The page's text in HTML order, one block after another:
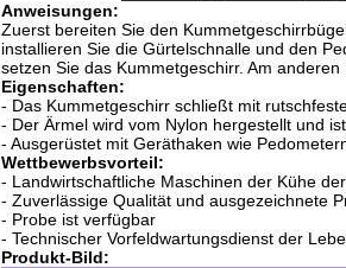
Anweisungen:
Zuerst bereiten Sie den
installieren Sie die Gürtelschnalle und den
setzen Sie das Kummetgeschirr. Am
Eigenschaften:
- Das Kummetgeschirr schließt mit
- Der Ärmel wird vom Nylon hergestellt und
- Ausgerüstet mit Geräthaken wie
Wettbewerbsvorteil:
- Landwirtschaftliche Maschinen der Kühe
- Zuverlässige Qualität und ausgezeichnete
- Probe ist verfügbar
- Technischer Vorfeldwartungsdienst der
Produkt-Bild: